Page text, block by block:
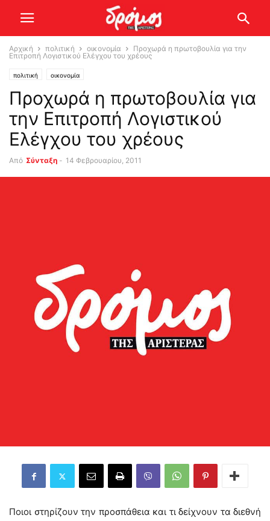
Αρχική πολιτική οικονομία
Προχωρά η πρωτοβουλία για την
Επιτροπή Λογιστικού Ελέγχου του χρέους
πολιτική οικονομία
Προχωρά η πρωτοβουλία για
την Επιτροπή Λογιστικού
Ελέγχου του χρέους
Από Σύνταξη - 14 Φεβρουαρίου, 2011
Ποιοι στηρίζουν την προσπάθεια και τι δείχνουν τα διεθνή